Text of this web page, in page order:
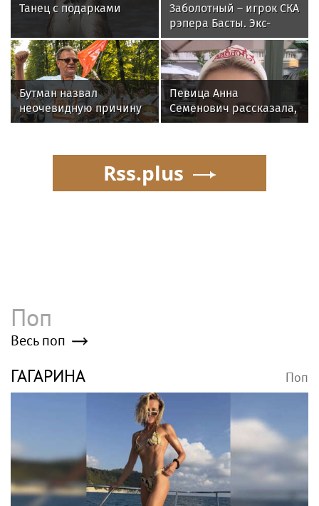
Танец с подарками
Заболотный – игрок СКА
рэпера Басты. Экс-
форвард «Спартака»
будет получать 500
тысяч в месяц
Бутман назвал
неочевидную причину
отказа иностранных
Певица Анна
Семенович рассказала,
что улетела с
Европу
Rss.plus
Поп
Весь поп
ГАГАРИНА Поп